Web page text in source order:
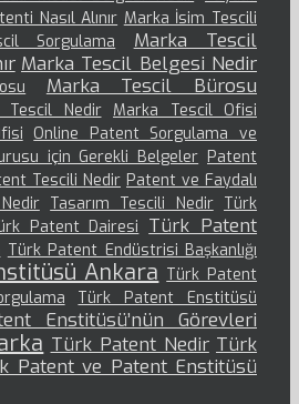
Nasıl Alınır Marka İsim Tescili
Sorgulama
Marka Tescil
Marka Tescil Belgesi Nedir
Marka Tescil Bürosu
Tescil Nedir Marka Tescil Ofisi
Online Patent Sorgulama ve
için Gerekli Belgeler Patent
Tescili Nedir Patent ve Faydalı
Tasarım Tescili Nedir Türk
Patent Dairesi Türk Patent
Türk Patent Endüstrisi Başkanlığı
Ankara Türk Patent
Türk Patent Enstitüsü
Enstitüsü’nün Görevleri
Türk Patent Nedir Türk
Patent ve Patent Enstitüsü